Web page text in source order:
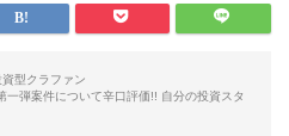
資型クラファン
一弾案件について辛口評価!! 自分の投資スタ